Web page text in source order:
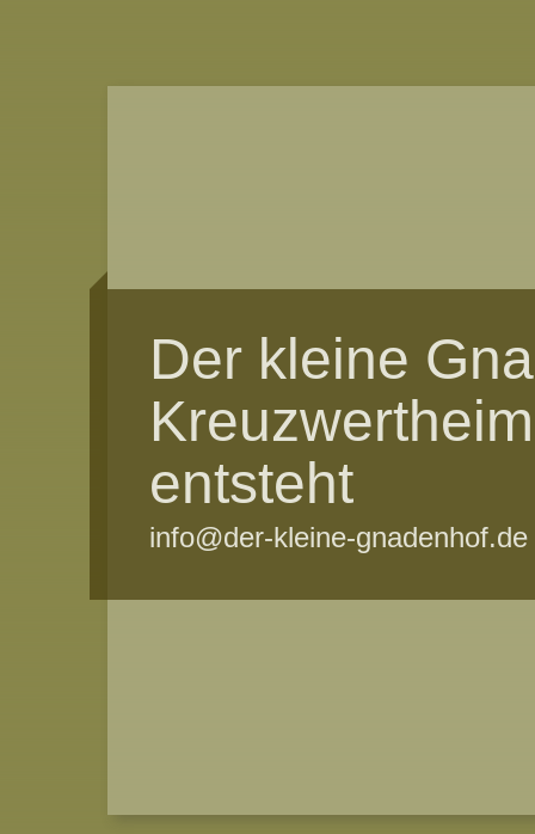
Der kleine
entsteht
info@der-kleine-gnadenhof.de